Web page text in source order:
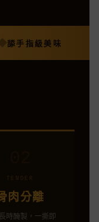
舔手指級美味
TENDER
肉分離
時醃製，一撕即